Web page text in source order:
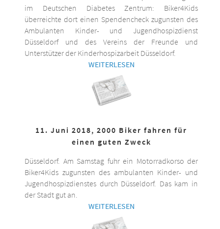
im Deutschen Diabetes Zentrum: Biker4Kids
überreichte dort einen Spendencheck zugunsten des
Ambulanten Kinder- und Jugendhospizdienst
Düsseldorf und des Vereins der Freunde und
Unterstützer der Kinderhospizarbeit Düsseldorf.
WEITERLESEN
11. Juni 2018, 2000 Biker fahren für
einen guten Zweck
Düsseldorf. Am Samstag fuhr ein Motorradkorso der
Biker4Kids zugunsten des ambulanten Kinder- und
Jugendhospizdienstes durch Düsseldorf. Das kam in
der Stadt gut an.
WEITERLESEN